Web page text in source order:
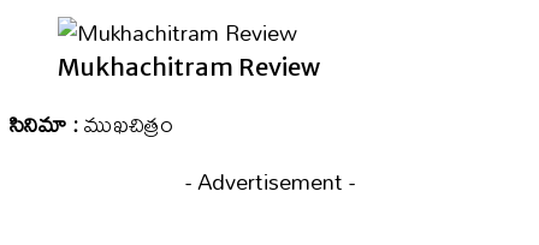
Mukhachitram Review
సినిమా :ముఖచిత్రం
- Advertisement -